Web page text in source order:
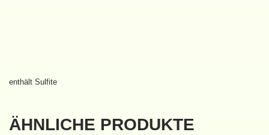
enthält Sulfite
ÄHNLICHE PRODUKTE